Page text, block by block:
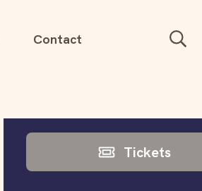
Contact Zoeken
Informatie
Tickets